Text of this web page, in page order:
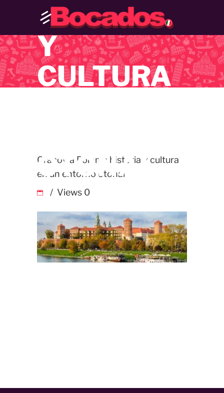
HISTORIA
Y
CULTURA
OTONAL
Cracovia Polonia historia y cultura
en un entorno otonal
Views 0